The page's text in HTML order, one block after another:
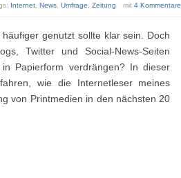
Internet News Umfrage Zeitung mit 4 Kommentare
genutzt sollte klar sein. Doch
Twitter und Social-News-Seiten
Papierform verdrängen? In dieser
wie die Internetleser meines
von Printmedien in den nächsten 20